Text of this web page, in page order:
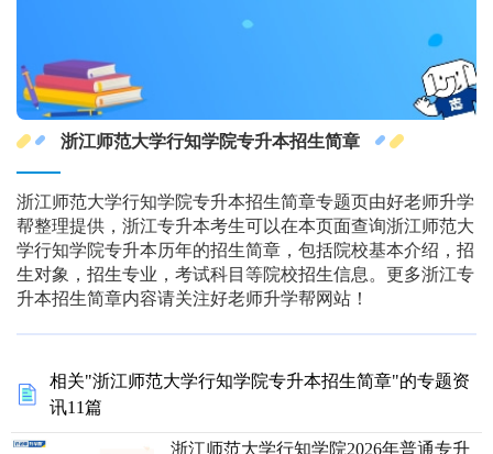
浙江师范大学行知学院专升本招生简章
浙江师范大学行知学院专升本招生简章专题页由好老师升学
帮整理提供，浙江专升本考生可以在本页面查询浙江师范大
学行知学院专升本历年的招生简章，包括院校基本介绍，招
生对象，招生专业，考试科目等院校招生信息。更多浙江专
升本招生简章内容请关注好老师升学帮网站！
相关"浙江师范大学行知学院专升本招生简章"的专题资
讯11篇
浙江师范大学行知学院2026年普通专升